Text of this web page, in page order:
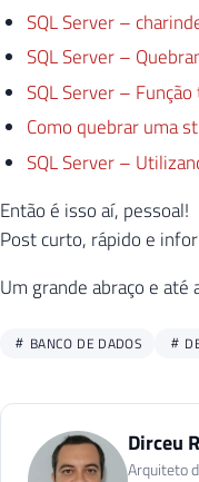
SQL Server –
SQL Server –
SQL Server –
Como quebrar uma
SQL Server –
Então é isso aí, pessoal!
Post curto, rápido e
Um grande abraço e até
BANCO DE DADOS
Dirceu
Arquiteto